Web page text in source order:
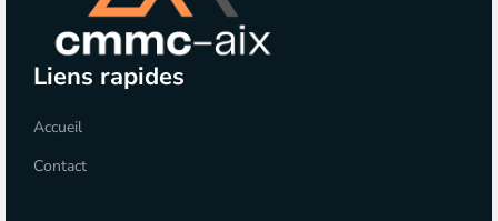
Liens rapides
Accueil
Contact